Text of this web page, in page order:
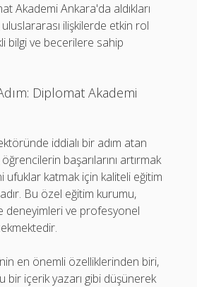
Akademi Ankara'da aldıkları
ilişkilerde etkin rol
bilgi ve becerilere sahip
Diplomat Akademi
iddialı bir adım atan
başarılarını artırmak
ufuklar katmak için kaliteli eğitim
Bu özel eğitim kurumu,
deneyimleri ve profesyonel
en önemli özelliklerinden biri,
bir içerik yazarı gibi düşünerek